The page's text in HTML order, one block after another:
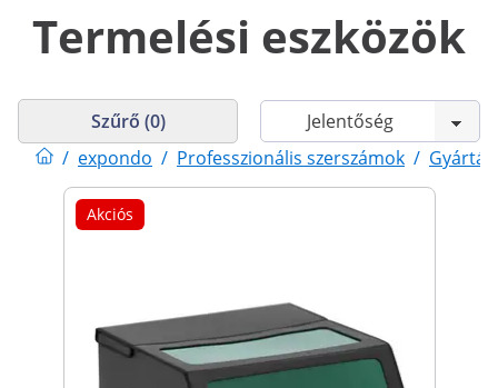
Termelési eszközök
/ expondo / Professzionális szerszámok / Gyártás
Szűrő (0)
Akciós